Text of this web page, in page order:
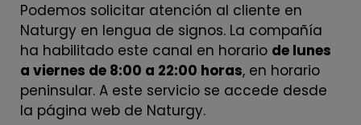
Podemos solicitar atención al cliente en
Naturgy en lengua de signos. La compañía
ha habilitado este canal en horario de lunes
a viernes de 8:00 a 22:00 horas, en horario
peninsular. A este servicio se accede desde
la página web de Naturgy.